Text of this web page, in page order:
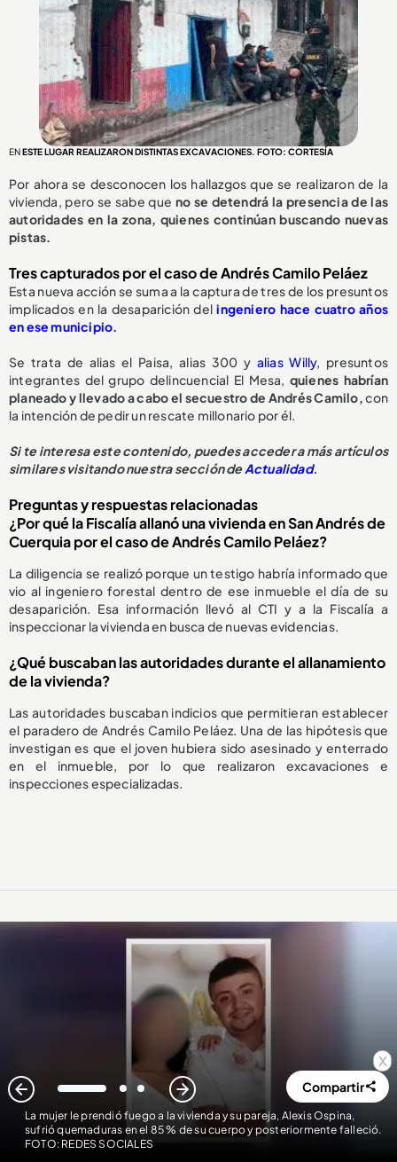
x
ENESTE LUGAR REALIZARON DISTINTAS EXCAVACIONES. FOTO: CORTESÍA
Por ahora se desconocen los hallazgos que se realizaron de la
vivienda, pero se sabe que no se detendrá la presencia de las
autoridades en la zona, quienes continúan buscando nuevas
pistas.
Tres capturados por el caso de Andrés Camilo Peláez
Esta nueva acción se suma a la captura de tres de los presuntos
implicados en la desaparición delingeniero hace cuatro años
en ese municipio.
Se trata de alias el Paisa, alias 300 y alias Willy, presuntos
integrantes del grupo delincuencial El Mesa, quienes habrían
planeado y llevado a cabo el secuestro de Andrés Camilo,con
la intención de pedir un rescate millonario por él.
Si te interesa este contenido, puedes acceder a más artículos
similares visitando nuestra sección deActualidad.
Preguntas y respuestas relacionadas
¿Por qué la Fiscalía allanó una vivienda en San Andrés de
Cuerquia por el caso de Andrés Camilo Peláez?
La diligencia se realizó porque un testigo habría informado que
vio al ingeniero forestal dentro de ese inmueble el día de su
desaparición. Esa información llevó al CTI y a la Fiscalía a
inspeccionar la vivienda en busca de nuevas evidencias.
¿Qué buscaban las autoridades durante el allanamiento
de la vivienda?
Las autoridades buscaban indicios que permitieran establecer
el paradero de Andrés Camilo Peláez. Una de las hipótesis que
investigan es que el joven hubiera sido asesinado y enterrado
en el inmueble, por lo que realizaron excavaciones e
inspecciones especializadas.
La mujer le prendió fuego a la vivienda y su pareja, Alexis Ospina,
sufrió quemaduras en el 85 % de su cuerpo y posteriormente falleció.
FOTO: REDES SOCIALES
1 2 3 Compartir